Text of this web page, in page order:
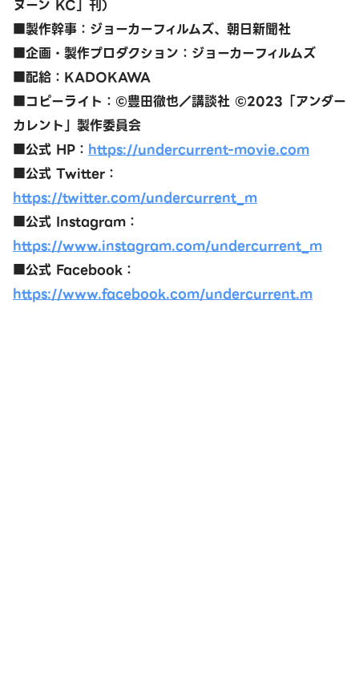
ヌーン KC」刊）
■製作幹事：ジョーカーフィルムズ、朝日新聞社
■企画・製作プロダクション：ジョーカーフィルムズ
■配給：KADOKAWA
■コピーライト：©豊田徹也／講談社 ©2023「アンダー
カレント」製作委員会
■公式 HP： https://undercurrent-movie.com
■公式 Twitter：
https://twitter.com/undercurrent_m
■公式 Instagram：
https://www.instagram.com/undercurrent_m
■公式 Facebook：
https://www.facebook.com/undercurrent.m